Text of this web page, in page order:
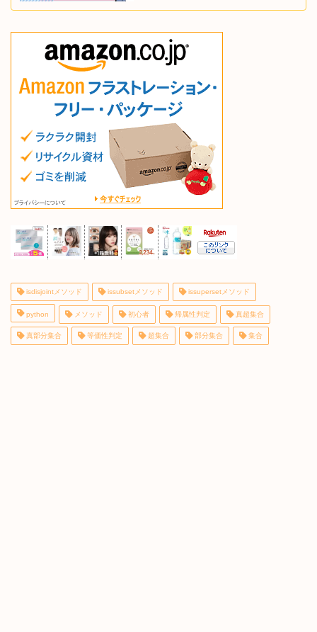
isdisjointメソッド issubsetメソッド issupersetメソッド
python メソッド 初心者 帰属性判定 真超集合
真部分集合 等価性判定 超集合 部分集合 集合